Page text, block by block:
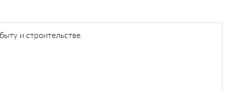
и строительстве.